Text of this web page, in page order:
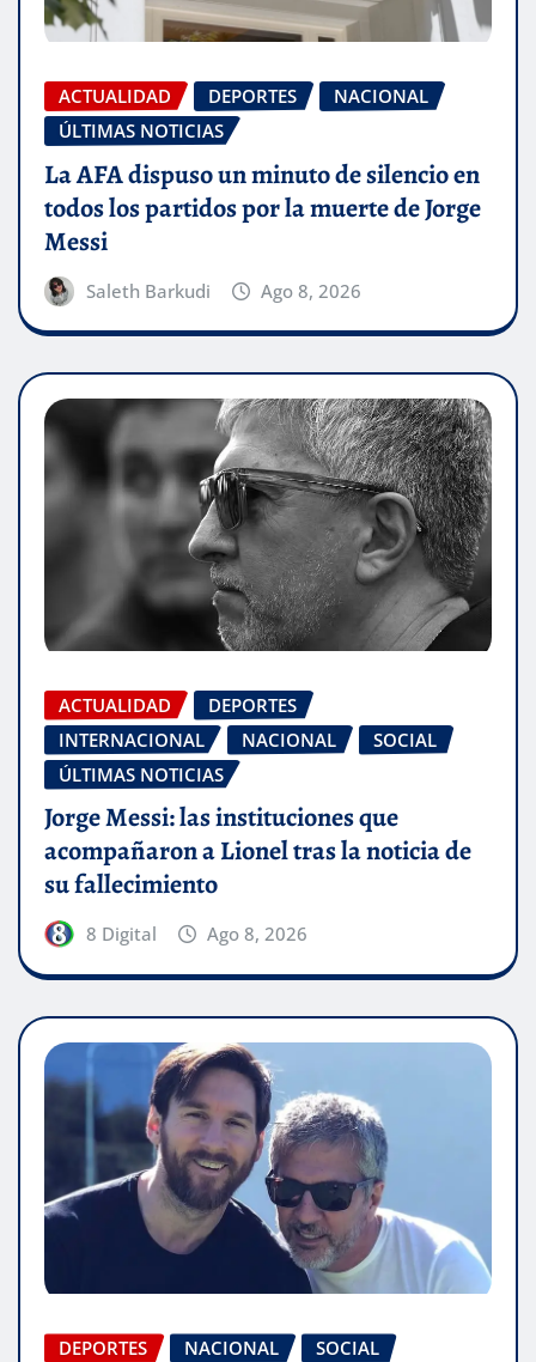
ACTUALIDAD DEPORTES
NACIONAL
ÚLTIMAS NOTICIAS
La AFA dispuso un minuto de silencio en
todos los partidos por la muerte de Jorge
Messi
Saleth Barkudi Ago 8, 2026
ACTUALIDAD
DEPORTES
INTERNACIONAL
NACIONAL
SOCIAL
ÚLTIMAS NOTICIAS
Jorge Messi: las instituciones que
acompañaron a Lionel tras la noticia de
su fallecimiento
8 Digital Ago 8, 2026
DEPORTES NACIONAL
SOCIAL